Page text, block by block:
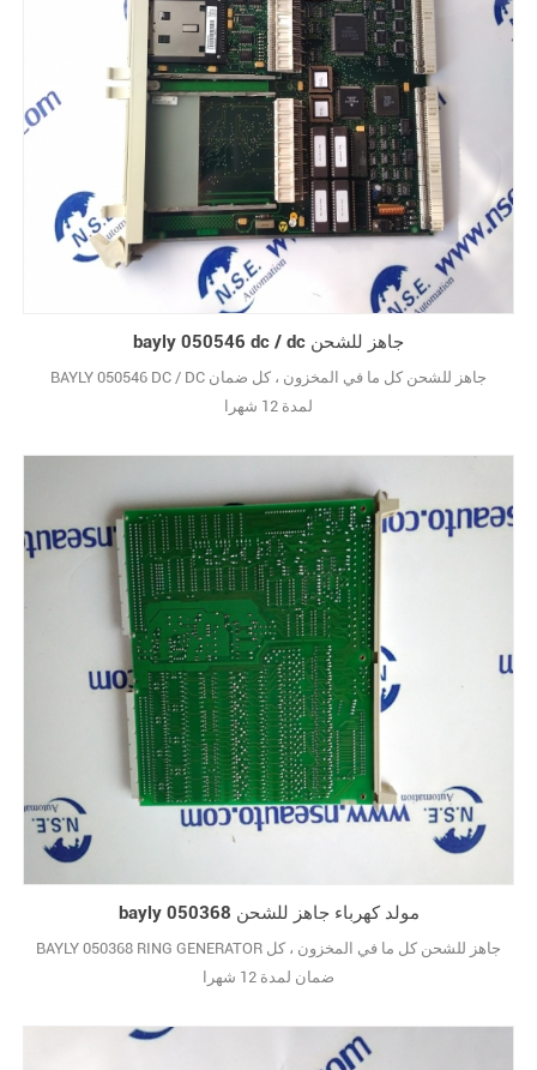
bayly 050546 dc / dc جاهز للشحن
BAYLY 050546 DC / DC جاهز للشحن كل ما في المخزون ، كل ضمان
لمدة 12 شهرا
bayly 050368 مولد كهرباء جاهز للشحن
BAYLY 050368 RING GENERATOR جاهز للشحن كل ما في المخزون ، كل
ضمان لمدة 12 شهرا